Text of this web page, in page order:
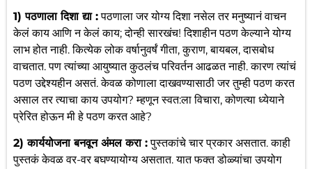
1) पठणाला दिशा द्या :पठणाला जर योग्य दिशा नसेल तर मनुष्यानं वाचन
केलं काय आणि न केलं काय; दोन्ही सारखंच! दिशाहीन पठण केल्याने योग्य
लाभ होत नाही. कित्येक लोक वर्षानुवर्षं गीता, कुराण, बायबल, दासबोध
वाचतात. पण त्यांच्या आयुष्यात कुठलंच परिवर्तन आढळत नाही. कारण त्यांचं
पठण उद्देश्यहीन असतं. केवळ कोणाला दाखवण्यासाठी जर तुम्ही पठण करत
असाल तर त्याचा काय उपयोग? म्हणून स्वत:ला विचारा, कोणत्या ध्येयाने
प्रेरित होऊन मी हे पठण करत आहे?
2) कार्ययोजना बनवून अंमल करा :पुस्तकांचे चार प्रकार असतात. काही
पुस्तकं केवळ वर-वर बघण्यायोग्य असतात. यात फक्त डोळ्यांचा उपयोग